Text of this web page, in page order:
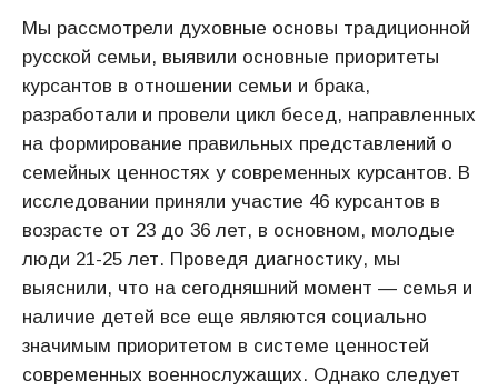
Мы рассмотрели духовные основы традиционной
русской семьи, выявили основные приоритеты
курсантов в отношении семьи и брака,
разработали и провели цикл бесед, направленных
на формирование правильных представлений о
семейных ценностях у современных курсантов. В
исследовании приняли участие 46 курсантов в
возрасте от 23 до 36 лет, в основном, молодые
люди 21-25 лет. Проведя диагностику, мы
выяснили, что на сегодняшний момент — семья и
наличие детей все еще являются социально
значимым приоритетом в системе ценностей
современных военнослужащих. Однако следует